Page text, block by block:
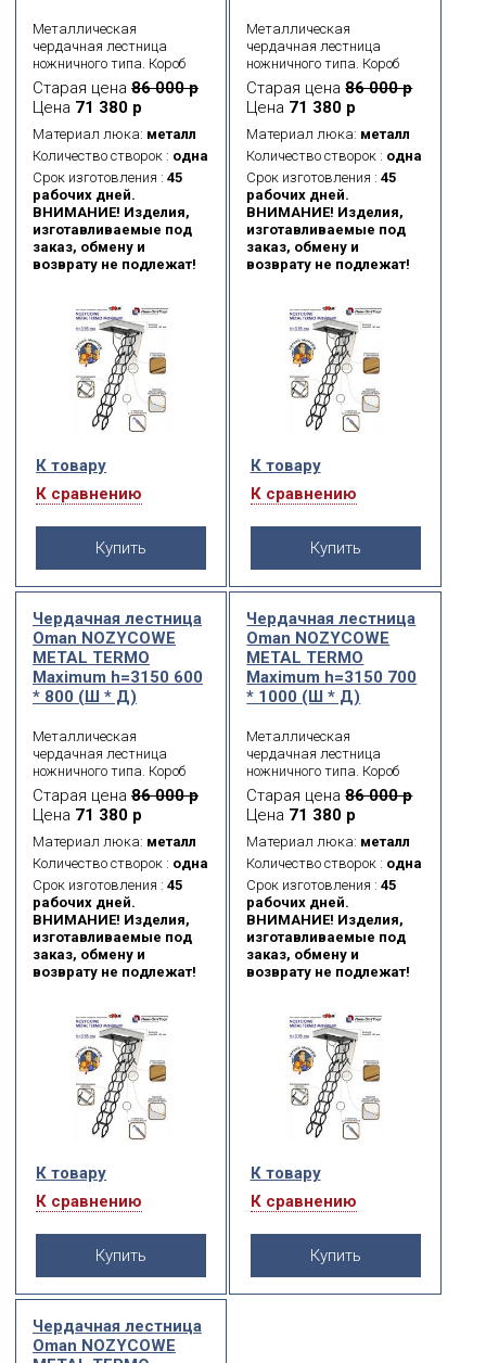
Металлическая
чердачная лестница
ножничного типа. Короб
металлический.
Термоизоляционная
крышка типа «сэндвич»,
толщиной 26 мм, утеплена
пенопластом, облицована
с двух сторон ДСП белого
цвета.
Старая цена 86 000 р
Цена 71 380 р
Материал люка: металл
Количество створок : одна
Срок изготовления : 45
рабочих дней.
ВНИМАНИЕ! Изделия,
изготавливаемые под
заказ, обмену и
возврату не подлежат!
К товару
К сравнению
Купить
Металлическая
чердачная лестница
ножничного типа. Короб
металлический.
Термоизоляционная
крышка типа «сэндвич»,
толщиной 26 мм, утеплена
пенопластом, облицована
с двух сторон ДСП белого
цвета.
Старая цена86 000 р
Цена 71 380 р
Материал люка: металл
Количество створок : одна
Срок изготовления :45
рабочих дней.
ВНИМАНИЕ! Изделия,
изготавливаемые под
заказ, обмену и
возврату не подлежат!
К товару
К сравнению
Купить
Чердачная лестница
Oman NOZYCOWE
METAL TERMО
Maximum h=3150 600
* 800 (Ш * Д)
Металлическая
чердачная лестница
ножничного типа. Короб
металлический.
Термоизоляционная
крышка типа «сэндвич»,
толщиной 26 мм, утеплена
пенопластом, облицована
с двух сторон ДСП белого
цвета.
Старая цена 86 000 р
Цена 71 380 р
Материал люка: металл
Количество створок : одна
Срок изготовления : 45
рабочих дней.
ВНИМАНИЕ! Изделия,
изготавливаемые под
заказ, обмену и
возврату не подлежат!
К товару
К сравнению
Купить
Чердачная лестница
Oman NOZYCOWE
METAL TERMО
Maximum h=3150 700
* 1000 (Ш * Д)
Металлическая
чердачная лестница
ножничного типа. Короб
металлический.
Термоизоляционная
крышка типа «сэндвич»,
толщиной 26 мм, утеплена
пенопластом, облицована
с двух сторон ДСП белого
цвета.
Старая цена86 000 р
Цена 71 380 р
Материал люка: металл
Количество створок : одна
Срок изготовления :45
рабочих дней.
ВНИМАНИЕ! Изделия,
изготавливаемые под
заказ, обмену и
возврату не подлежат!
К товару
К сравнению
Купить
Чердачная лестница
Oman NOZYCOWE